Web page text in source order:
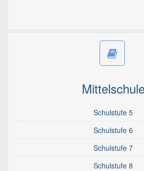
Schulstufe 5
Schulstufe 6
Schulstufe 7
Schulstufe 8